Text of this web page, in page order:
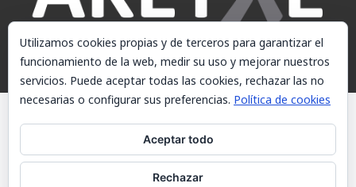
© AKETXE Consulting, S.L. - Este sitio web utiliza cookies, consulte
nuestra Política de cookies.
Utilizamos cookies propias y de terceros para garantizar el
funcionamiento de la web, medir su uso y mejorar nuestros
servicios. Puede aceptar todas las cookies, rechazar las no
necesarias o configurar sus preferencias. Política de cookies
Aceptar todo
Rechazar